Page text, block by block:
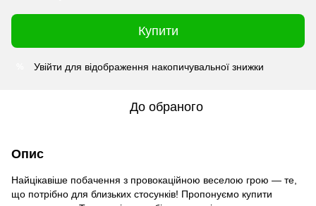
Купити
Увійти для відображення накопичувальної знижки
До обраного
Опис
Найцікавіше побачення з провокаційною веселою грою — те,
що потрібно для близьких стосунків! Пропонуємо купити